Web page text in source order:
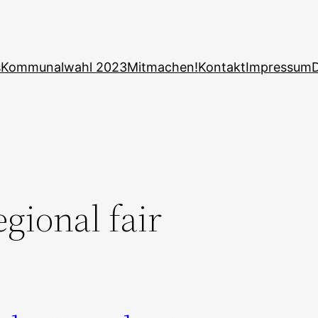
Kommunalwahl 2023Mitmachen!KontaktImpressum
fair